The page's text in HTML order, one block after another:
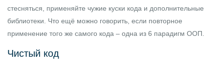
стесняться, применяйте чужие куски кода и дополнительные
библиотеки. Что ещё можно говорить, если повторное
применение того же самого кода – одна из 6 парадигм ООП.
Чистый код